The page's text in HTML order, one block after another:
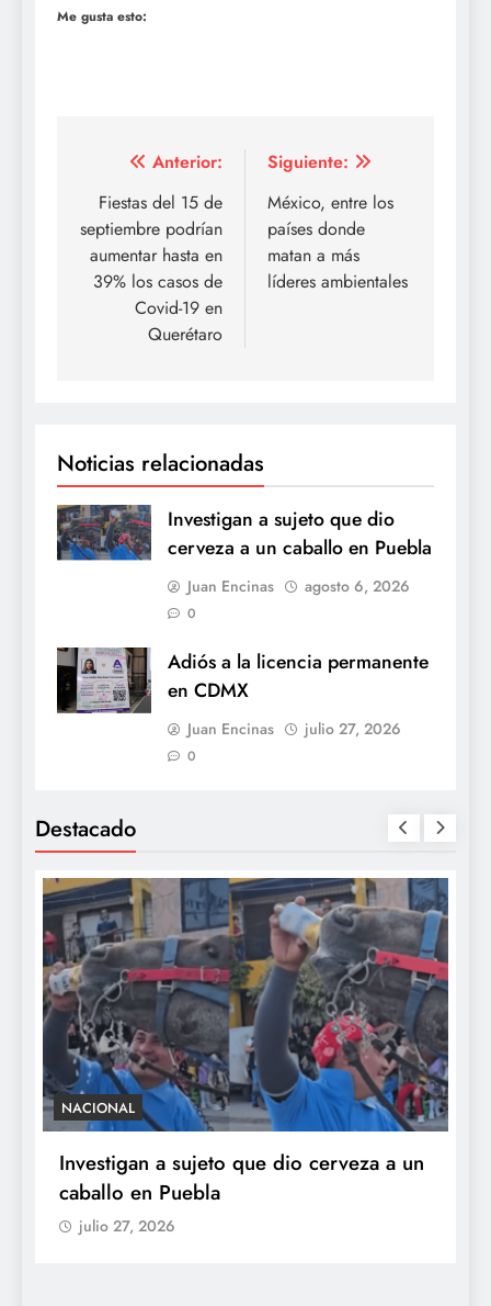
Me gusta esto:
Navegación
de
entradas
Anterior:
Fiestas del 15 de
septiembre podrían
aumentar hasta en
39% los casos de
Covid-19 en
Querétaro
Siguiente:
México, entre los
países donde
matan a más
líderes ambientales
Noticias relacionadas
Investigan a sujeto que dio
cerveza a un caballo en Puebla
Juan Encinas agosto 6, 2026
0
Adiós a la licencia permanente
en CDMX
Juan Encinas julio 27, 2026
0
Destacado
NACIONAL
Investigan a sujeto que dio cerveza a un
caballo en Puebla
julio 27, 2026